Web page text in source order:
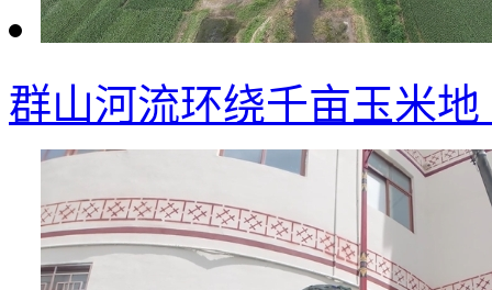
群山河流环绕千亩玉米地